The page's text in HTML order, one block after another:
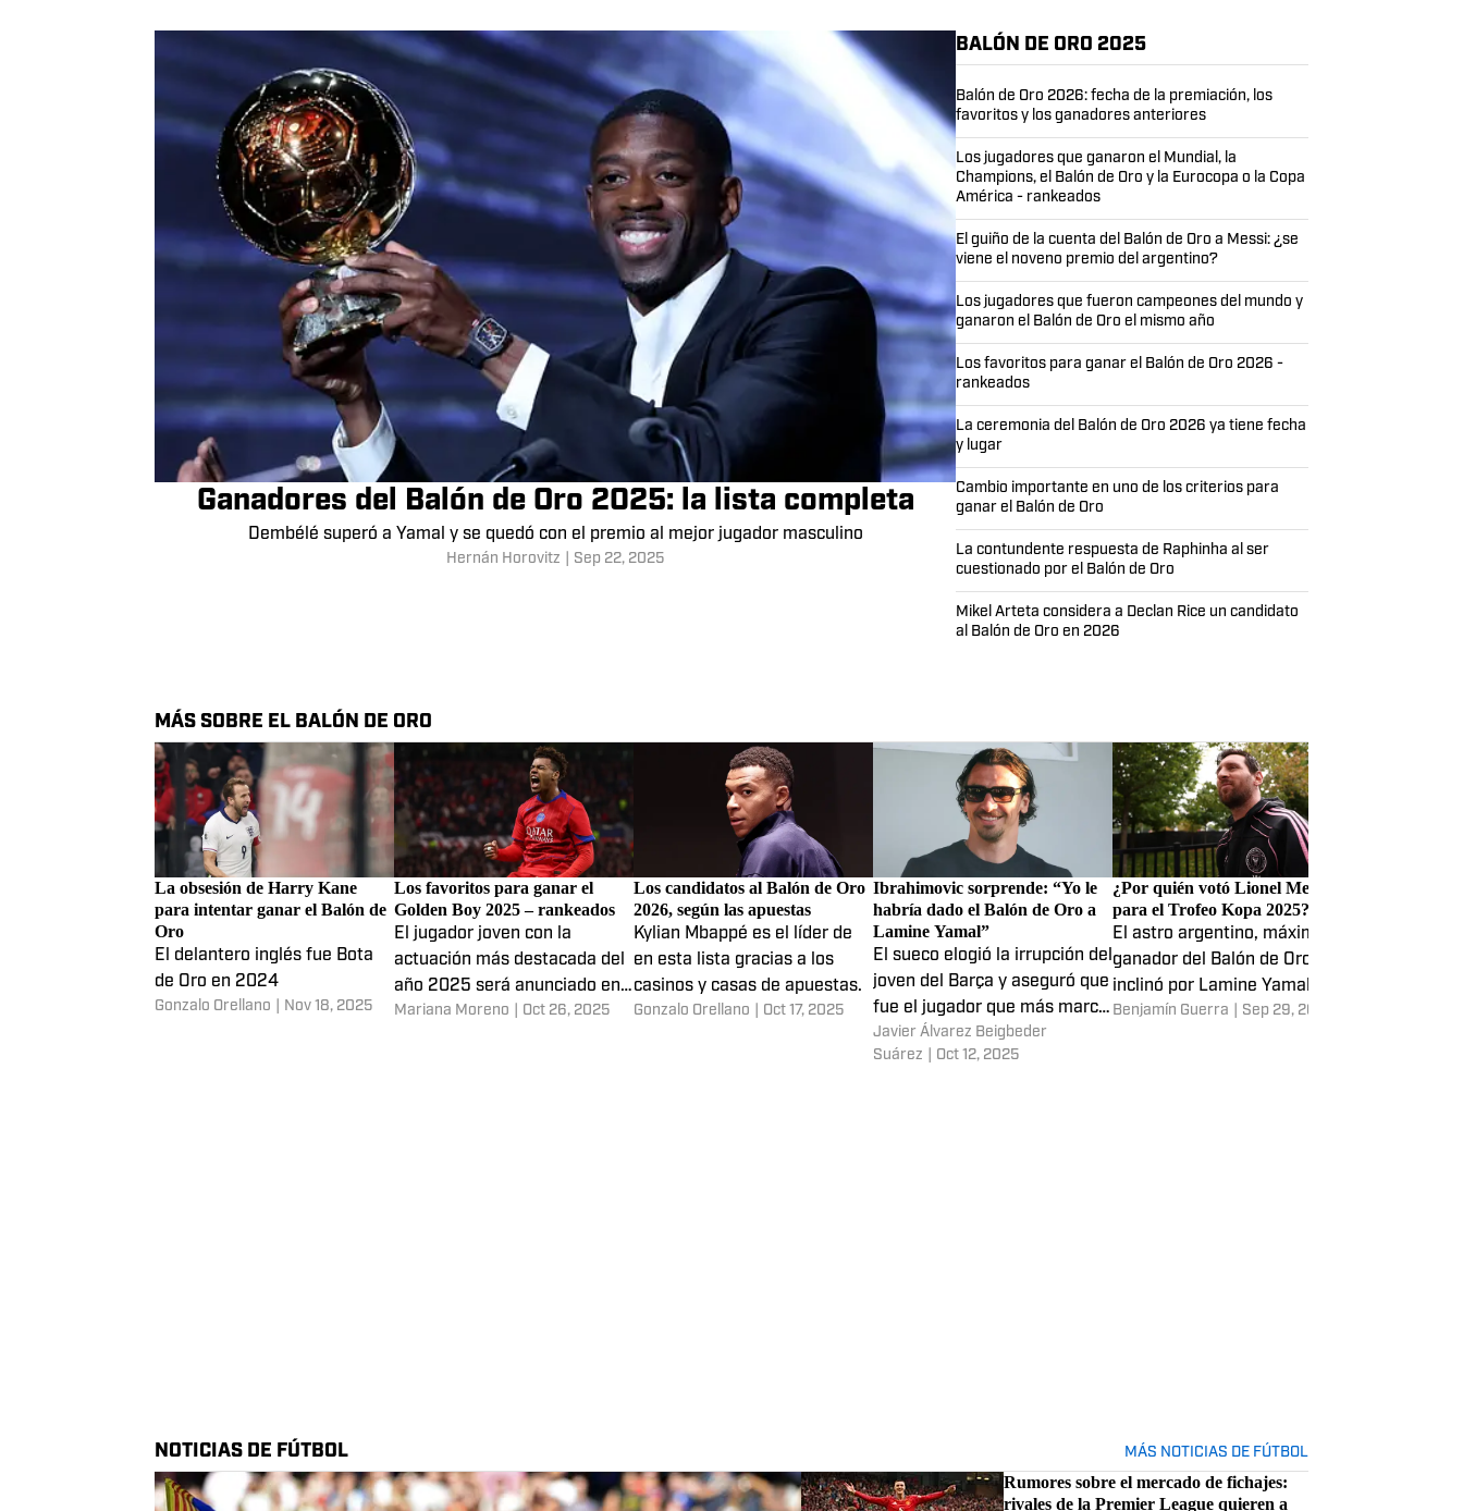
Ganadores del Balón de Oro 2025: la lista completa
Dembélé superó a Yamal y se quedó con el premio al mejor jugador masculino
Hernán Horovitz Sep 22, 2025
BALÓN DE ORO 2025
Balón de Oro 2026: fecha de la premiación, los
favoritos y los ganadores anteriores
Los jugadores que ganaron el Mundial, la
Champions, el Balón de Oro y la Eurocopa o la Copa
América - rankeados
El guiño de la cuenta del Balón de Oro a Messi: ¿se
viene el noveno premio del argentino?
Los jugadores que fueron campeones del mundo y
ganaron el Balón de Oro el mismo año
Los favoritos para ganar el Balón de Oro 2026 -
rankeados
La ceremonia del Balón de Oro 2026 ya tiene fecha
y lugar
Cambio importante en uno de los criterios para
ganar el Balón de Oro
La contundente respuesta de Raphinha al ser
cuestionado por el Balón de Oro
Mikel Arteta considera a Declan Rice un candidato
al Balón de Oro en 2026
MÁS SOBRE EL BALÓN DE ORO
La obsesión de Harry Kane
para intentar ganar el Balón de
Oro
El delantero inglés fue Bota
de Oro en 2024
Gonzalo Orellano Nov 18, 2025
Los favoritos para ganar el
Golden Boy 2025 – rankeados
El jugador joven con la
actuación más destacada del
año 2025 será anunciado en
noviembre
Mariana Moreno Oct 26, 2025
Los candidatos al Balón de Oro
2026, según las apuestas
Kylian Mbappé es el líder de
en esta lista gracias a los
casinos y casas de apuestas.
Gonzalo Orellano Oct 17, 2025
Ibrahimovic sorprende: “Yo le
habría dado el Balón de Oro a
Lamine Yamal”
El sueco elogió la irrupción del
joven del Barça y aseguró que
fue el jugador que más marcó
la diferencia en el último año
Javier Álvarez Beigbeder
Suárez
Oct 12, 2025
¿Por quién votó Lionel Messi
para el Trofeo Kopa 2025?
El astro argentino, máximo
ganador del Balón de Oro, se
inclinó por Lamine Yamal
Benjamín Guerra Sep 29, 2025
NOTICIAS DE FÚTBOL MÁS NOTICIAS DE FÚTBOL
Rumores sobre el mercado de fichajes:
rivales de la Premier League quieren a